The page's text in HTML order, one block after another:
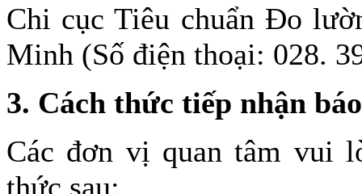
Chi cục Tiêu chuẩn Đo
Minh (Số điện thoại: 028.
3. Cách thức tiếp nhận
Các đơn vị quan tâm vui
thức sau: